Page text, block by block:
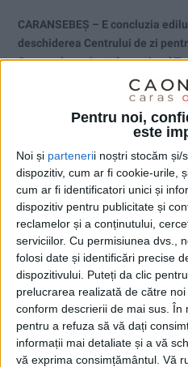
Pentru noi,
este
Noi și partenerii noștri stocăm și/
dispozitiv, cum ar fi cookie-urile,
cum ar fi identificatori unici și
dispozitiv pentru publicitate și
reclamelor și a conținutului,
serviciilor. Cu permisiunea dvs.,
folosi date și identificări precise
dispozitivului. Puteți da clic
prelucrarea realizată de către
conform descrierii de mai sus. În
pentru a refuza să vă dați
informații mai detaliate și a vă
vă exprima consimțământul. Vă
CARANSEBEȘ – E concluzia
deschiderea Centrului de zi
Caransebeș, situat în cartierul
ŞTIRILE JUDEŢULUI CARAŞ-